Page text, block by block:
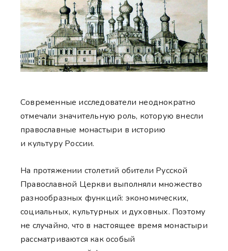
Современные исследователи неоднократно
отмечали значительную роль, которую внесли
православные монастыри в историю
и культуру России.
На протяжении столетий обители Русской
Православной Церкви выполняли множество
разнообразных функций: экономических,
социальных, культурных и духовных. Поэтому
не случайно, что в настоящее время монастыри
рассматриваются как особый